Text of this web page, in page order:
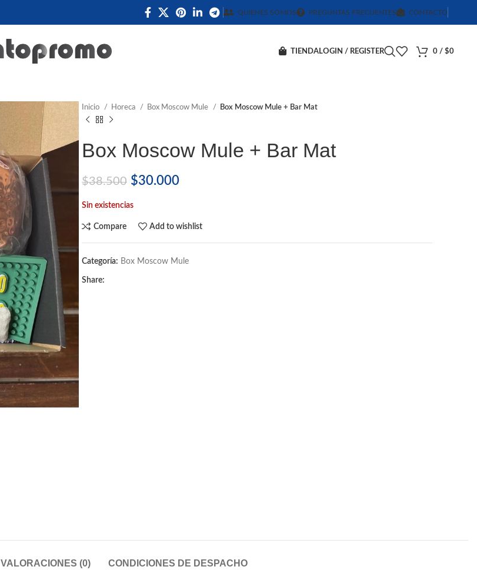
QUIENES SOMOS PREGUNTAS FRECUENTES CONTACTO
TIENDA LOGIN / REGISTER 0 / $0
Inicio Horeca Box Moscow Mule Box Moscow Mule + Bar Mat
Box Moscow Mule + Bar Mat
$38.500 $30.000
Sin existencias
Compare Add to wishlist
Categoría: Box Moscow Mule
Share:
VALORACIONES (0) CONDICIONES DE DESPACHO